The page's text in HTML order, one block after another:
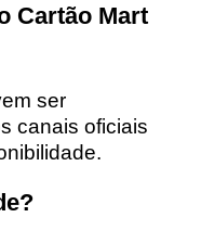
Cartão Mart
ser
canais oficiais